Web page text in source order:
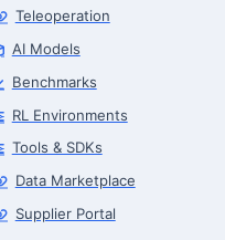
Teleoperation
AI Models
Benchmarks
RL Environments
Tools & SDKs
Data Marketplace
Supplier Portal